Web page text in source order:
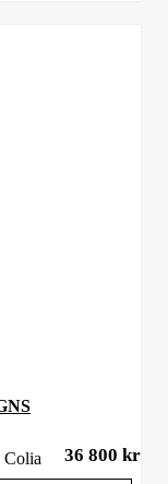
Colia 36 800 kr